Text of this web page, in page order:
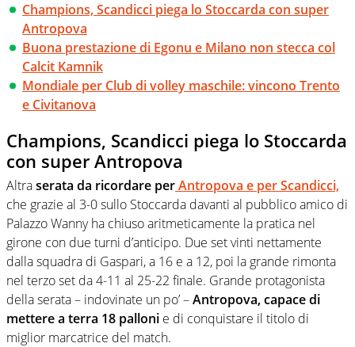
Champions, Scandicci piega lo Stoccarda con super
Antropova
Buona prestazione di Egonu e Milano non stecca col
Calcit Kamnik
Mondiale per Club di volley maschile: vincono Trento
e Civitanova
Champions, Scandicci piega lo Stoccarda
con super Antropova
Altraserata da ricordare perAntropova e per Scandicci,
che grazie al 3-0 sullo Stoccarda davanti al pubblico amico di
Palazzo Wanny ha chiuso aritmeticamente la pratica nel
girone con due turni d’anticipo. Due set vinti nettamente
dalla squadra di Gaspari, a 16 e a 12, poi la grande rimonta
nel terzo set da 4-11 al 25-22 finale. Grande protagonista
della serata – indovinate un po’ –Antropova, capace di
mettere a terra 18 palloni e di conquistare il titolo di
miglior marcatrice del match.